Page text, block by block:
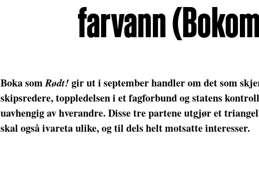
farvann
Boka somRødt!gir ut i september handler om det som
skipsredere, toppledelsen i et fagforbund og statens
uavhengig av hverandre. Disse tre partene utgjør et
skal også ivareta ulike, og til dels helt motsatte interesser.